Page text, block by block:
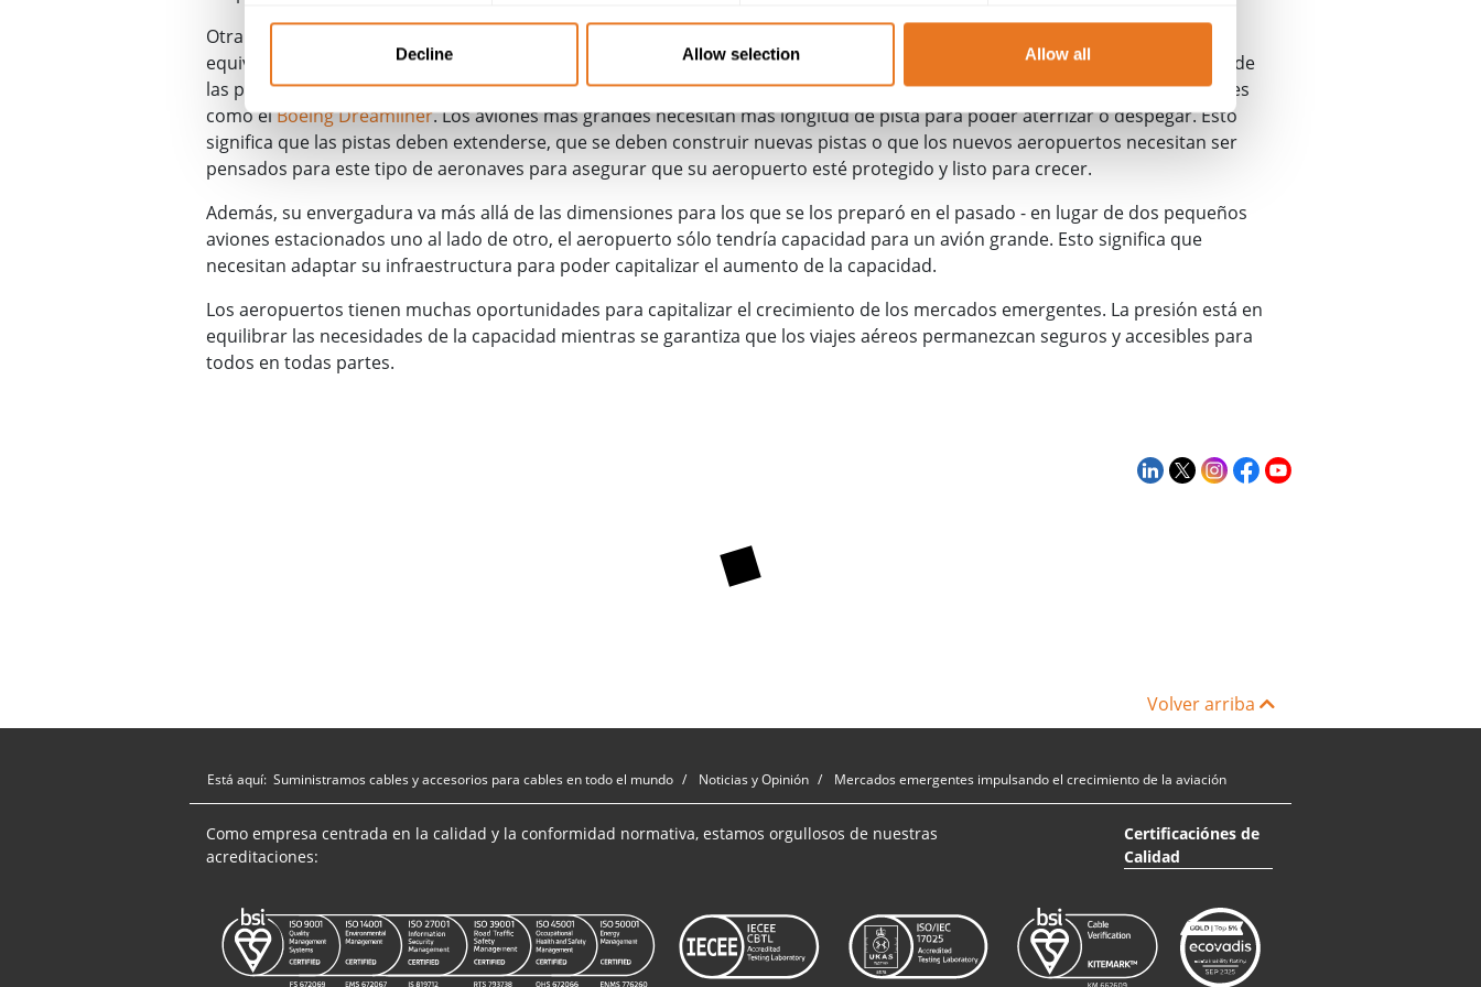
Decline Allow selection Allow all
Otra consideración es que el tamaño promedio de los aviones ha crecido un 40% desde los años 80. Un avión más grande
equivale a más pasajeros, lo cual comporta un uso eficiente de la infraestructura actual. Sin embargo, las longitudes típicas de
las pistas o los tamaños de las compuertas de los edificios terminales no siempre pueden alojar nuevos aviones más grandes
como elBoeing Dreamliner. Los aviones más grandes necesitan más longitud de pista para poder aterrizar o despegar. Esto
significa que las pistas deben extenderse, que se deben construir nuevas pistas o que los nuevos aeropuertos necesitan ser
pensados para este tipo de aeronaves para asegurar que su aeropuerto esté protegido y listo para crecer.
Además, su envergadura va más allá de las dimensiones para los que se los preparó en el pasado - en lugar de dos pequeños
aviones estacionados uno al lado de otro, el aeropuerto sólo tendría capacidad para un avión grande. Esto significa que
necesitan adaptar su infraestructura para poder capitalizar el aumento de la capacidad.
Los aeropuertos tienen muchas oportunidades para capitalizar el crecimiento de los mercados emergentes. La presión está en
equilibrar las necesidades de la capacidad mientras se garantiza que los viajes aéreos permanezcan seguros y accesibles para
todos en todas partes.
Volver arriba
Está aquí: Suministramos cables y accesorios para cables en todo el mundo Noticias y Opinión Mercados emergentes impulsando el crecimiento de la aviación
Como empresa centrada en la calidad y la conformidad normativa, estamos orgullosos de nuestras
acreditaciones:
Certificaciónes de
Calidad